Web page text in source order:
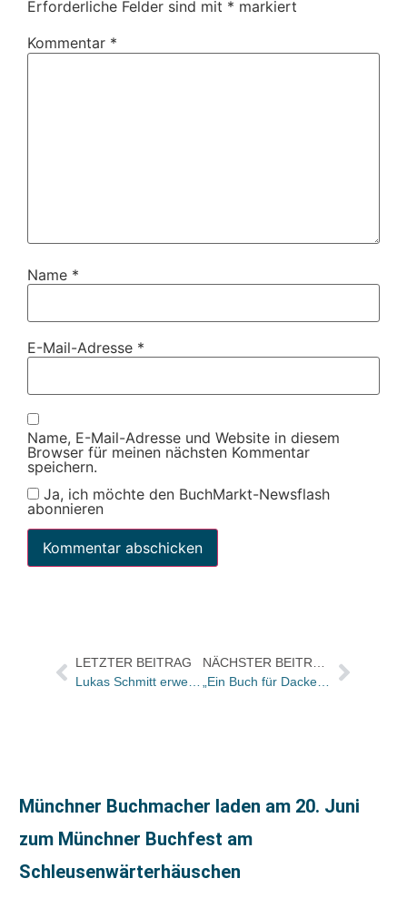
Erforderliche Felder sind mit * markiert
Kommentar *
Name *
E-Mail-Adresse *
Name, E-Mail-Adresse und Website in diesem
Browser für meinen nächsten Kommentar
speichern.
Ja, ich möchte den BuchMarkt-Newsflash
abonnieren
LETZTER BEITRAG
Lukas Schmitt erweitert Geschäftsführung bei Murmann
Münchner Buchmacher laden am 20. Juni
zum Münchner Buchfest am
Schleusenwärterhäuschen